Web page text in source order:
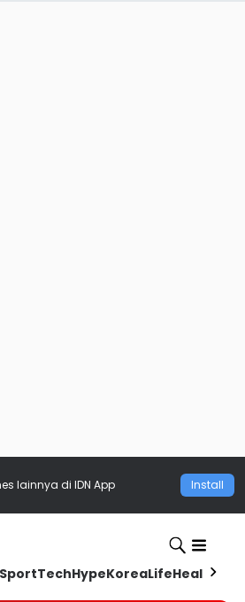
lainnya di IDN App Install
SportTechHypeKoreaLifeHealth